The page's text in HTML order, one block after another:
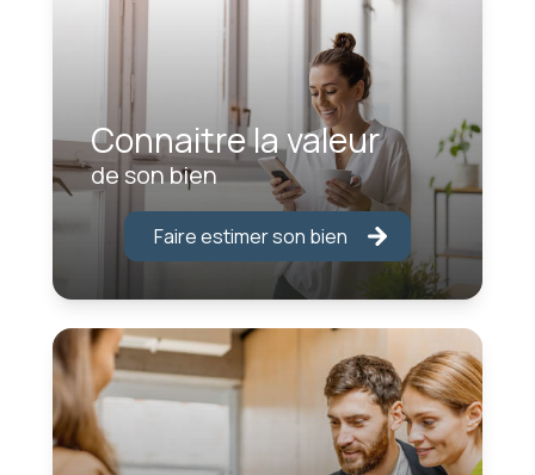
Connaitre la valeur
de son bien
Faire estimer son bien